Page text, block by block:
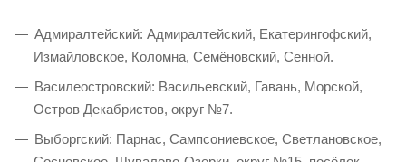
Адмиралтейский: Адмиралтейский, Екатерингофский,
Измайловское, Коломна, Семёновский, Сенной.
Василеостровский: Васильевский, Гавань, Морской,
Остров Декабристов, округ №7.
Выборгский: Парнас, Сампсониевское, Светлановское,